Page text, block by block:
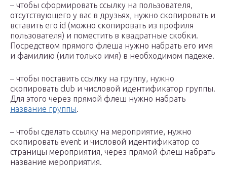
– чтобы сформировать ссылку на пользователя,
отсутствующего у вас в друзьях, нужно скопировать и
вставить его id (можно скопировать из профиля
пользователя) и поместить в квадратные скобки.
Посредством прямого флеша нужно набрать его имя
и фамилию (или только имя) в необходимом падеже.
– чтобы поставить ссылку на группу, нужно
скопировать club и числовой идентификатор группы.
Для этого через прямой флеш нужно набрать
название группы.
– чтобы сделать ссылку на мероприятие, нужно
скопировать event и числовой идентификатор со
страницы мероприятия, через прямой флеш набрать
название мероприятия.